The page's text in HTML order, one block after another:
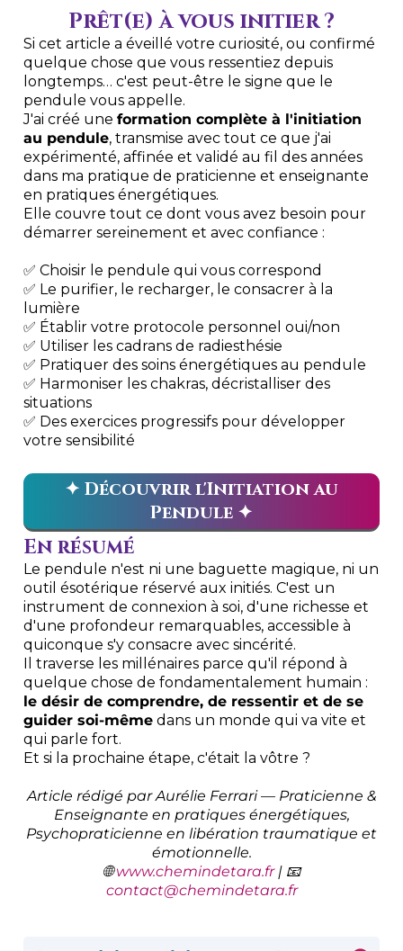
Prêt(e) à vous initier ?
Si cet article a éveillé votre curiosité, ou confirmé
quelque chose que vous ressentiez depuis
longtemps… c'est peut-être le signe que le
pendule vous appelle.
J'ai créé une formation complète à l'initiation
au pendule, transmise avec tout ce que j'ai
expérimenté, affinée et validé au fil des années
dans ma pratique de praticienne et enseignante
en pratiques énergétiques.
Elle couvre tout ce dont vous avez besoin pour
démarrer sereinement et avec confiance :
✅ Choisir le pendule qui vous correspond
✅ Le purifier, le recharger, le consacrer à la
lumière
✅ Établir votre protocole personnel oui/non
✅ Utiliser les cadrans de radiesthésie
✅ Pratiquer des soins énergétiques au pendule
✅ Harmoniser les chakras, décristalliser des
situations
✅ Des exercices progressifs pour développer
votre sensibilité
✦ Découvrir l'Initiation au
Pendule ✦
En résumé
Le pendule n'est ni une baguette magique, ni un
outil ésotérique réservé aux initiés. C'est un
instrument de connexion à soi, d'une richesse et
d'une profondeur remarquables, accessible à
quiconque s'y consacre avec sincérité.
Il traverse les millénaires parce qu'il répond à
quelque chose de fondamentalement humain :
le désir de comprendre, de ressentir et de se
guider soi-même dans un monde qui va vite et
qui parle fort.
Et si la prochaine étape, c'était la vôtre ?
Article rédigé par Aurélie Ferrari — Praticienne &
Enseignante en pratiques énergétiques,
Psychopraticienne en libération traumatique et
émotionnelle.
🌐www.chemindetara.fr| 📧
contact@chemindetara.fr